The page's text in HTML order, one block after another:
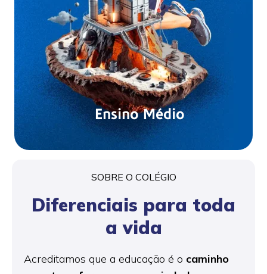
Ensino Médio
SOBRE O COLÉGIO
Diferenciais para toda
a vida
Acreditamos que a educação é o caminho